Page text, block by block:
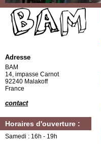
Adresse
BAM
14, impasse Carnot
92240 Malakoff
France
contact
Horaires d'ouverture :
Samedi : 16h - 19h